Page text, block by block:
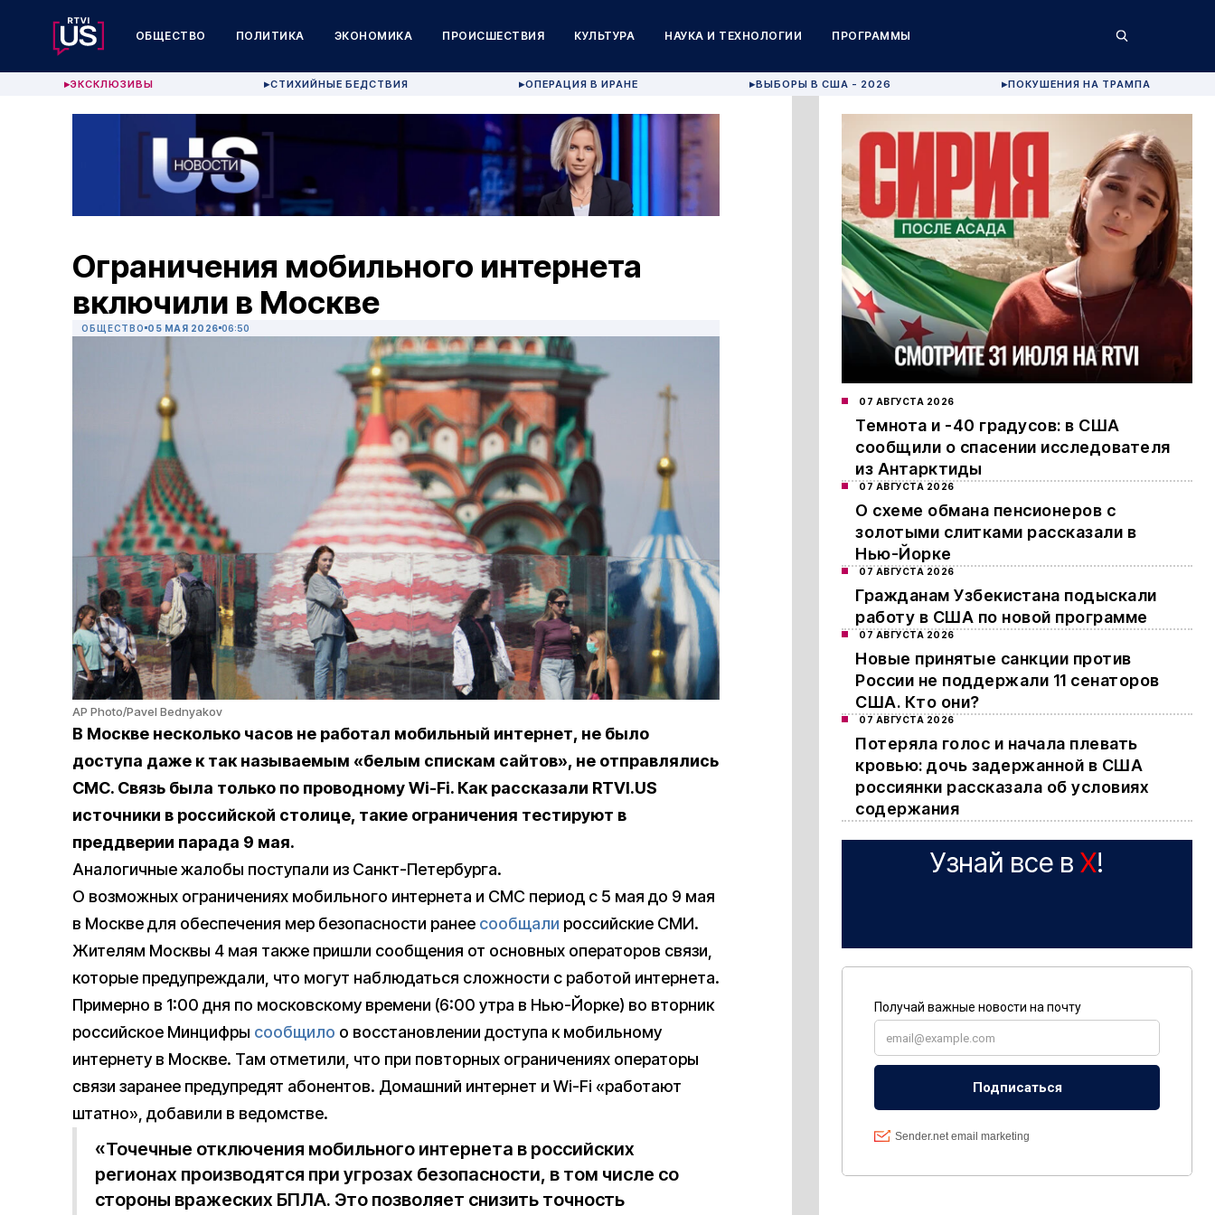
ОБЩЕСТВО ПОЛИТИКА ЭКОНОМИКА ПРОИСШЕСТВИЯ КУЛЬТУРА НАУКА И ТЕХНОЛОГИИ ПРОГРАММЫ
▶ЭКСКЛЮЗИВЫ ▶СТИХИЙНЫЕ БЕДСТВИЯ ▶ОПЕРАЦИЯ В ИРАНЕ ▶ВЫБОРЫ В США - 2026 ▶ПОКУШЕНИЯ НА ТРАМПА
Ограничения мобильного интернета
включили в Москве
ОБЩЕСТВО 05 МАЯ 2026 06:50
AP Photo/Pavel Bednyakov
В Москве несколько часов не работал мобильный интернет, не было
доступа даже к так называемым «белым спискам сайтов», не отправлялись
СМС. Связь была только по проводному Wi-Fi. Как рассказали RTVI.US
источники в российской столице, такие ограничения тестируют в
преддверии парада 9 мая.
Аналогичные жалобы поступали из Санкт-Петербурга.
О возможных ограничениях мобильного интернета и СМС период с 5 мая до 9 мая
в Москве для обеспечения мер безопасности ранее сообщали российские СМИ.
Жителям Москвы 4 мая также пришли сообщения от основных операторов связи,
которые предупреждали, что могут наблюдаться сложности с работой интернета.
Примерно в 1:00 дня по московскому времени (6:00 утра в Нью-Йорке) во вторник
российское Минцифры сообщило о восстановлении доступа к мобильному
интернету в Москве. Там отметили, что при повторных ограничениях операторы
связи заранее предупредят абонентов. Домашний интернет и Wi-Fi «работают
штатно», добавили в ведомстве.
«Точечные отключения мобильного интернета в российских
регионах производятся при угрозах безопасности, в том числе со
стороны вражеских БПЛА. Это позволяет снизить точность
07 АВГУСТА 2026
Темнота и -40 градусов: в США
сообщили о спасении исследователя
из Антарктиды
07 АВГУСТА 2026
О схеме обмана пенсионеров с
золотыми слитками рассказали в
Нью-Йорке
07 АВГУСТА 2026
Гражданам Узбекистана подыскали
работу в США по новой программе
07 АВГУСТА 2026
Новые принятые санкции против
России не поддержали 11 сенаторов
США. Кто они?
07 АВГУСТА 2026
Потеряла голос и начала плевать
кровью: дочь задержанной в США
россиянки рассказала об условиях
содержания
Узнай все в X!